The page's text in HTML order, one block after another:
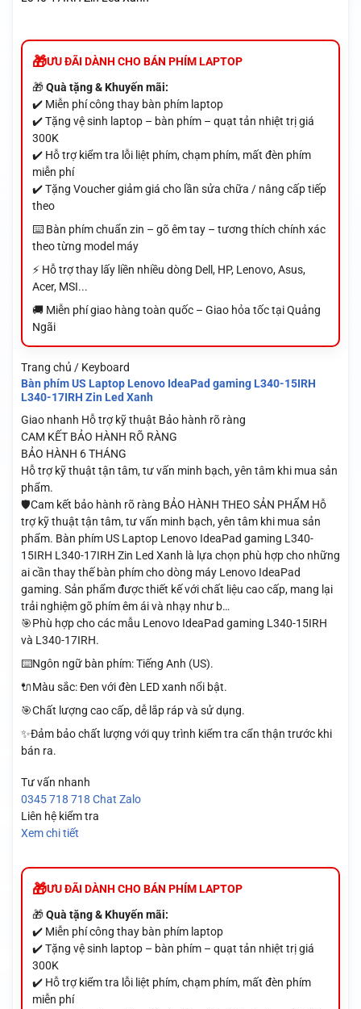
ƯU ĐÃI DÀNH CHO BÁN PHÍM LAPTOP
🎁Quà tặng & Khuyến mãi:
✔️ Miễn phí công thay bàn phím laptop
✔️ Tặng vệ sinh laptop – bàn phím – quạt tản nhiệt trị giá
300K
✔️ Hỗ trợ kiểm tra lỗi liệt phím, chạm phím, mất đèn phím
miễn phí
✔️ Tặng Voucher giảm giá cho lần sửa chữa / nâng cấp tiếp
theo
⌨️ Bàn phím chuẩn zin – gõ êm tay – tương thích chính xác
theo từng model máy
⚡ Hỗ trợ thay lấy liền nhiều dòng Dell, HP, Lenovo, Asus,
Acer, MSI...
🚚 Miễn phí giao hàng toàn quốc – Giao hỏa tốc tại Quảng
Ngãi
Trang chủ / Keyboard
Bàn phím US Laptop Lenovo IdeaPad gaming L340-15IRH
L340-17IRH Zin Led Xanh
Giao nhanh Hỗ trợ kỹ thuật Bảo hành rõ ràng
CAM KẾT BẢO HÀNH RÕ RÀNG
BẢO HÀNH 6 THÁNG
Hỗ trợ kỹ thuật tận tâm, tư vấn minh bạch, yên tâm khi mua sản
phẩm.
🛡️Cam kết bảo hành rõ ràng BẢO HÀNH THEO SẢN PHẨM Hỗ
trợ kỹ thuật tận tâm, tư vấn minh bạch, yên tâm khi mua sản
phẩm. Bàn phím US Laptop Lenovo IdeaPad gaming L340-
15IRH L340-17IRH Zin Led Xanh là lựa chọn phù hợp cho những
ai cần thay thế bàn phím cho dòng máy Lenovo IdeaPad
gaming. Sản phẩm được thiết kế với chất liệu cao cấp, mang lại
trải nghiệm gõ phím êm ái và nhạy như b…
🎯Phù hợp cho các mẫu Lenovo IdeaPad gaming L340-15IRH
và L340-17IRH.
⌨️Ngôn ngữ bàn phím: Tiếng Anh (US).
🔌Màu sắc: Đen với đèn LED xanh nổi bật.
🎯Chất lượng cao cấp, dễ lắp ráp và sử dụng.
✨Đảm bảo chất lượng với quy trình kiểm tra cẩn thận trước khi
bán ra.
Tư vấn nhanh
0345 718 718 Chat Zalo
Liên hệ kiểm tra
Xem chi tiết
ƯU ĐÃI DÀNH CHO BÁN PHÍM LAPTOP
🎁Quà tặng & Khuyến mãi:
✔️ Miễn phí công thay bàn phím laptop
✔️ Tặng vệ sinh laptop – bàn phím – quạt tản nhiệt trị giá
300K
✔️ Hỗ trợ kiểm tra lỗi liệt phím, chạm phím, mất đèn phím
miễn phí